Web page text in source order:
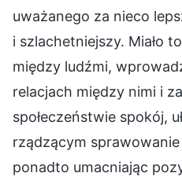
uważanego za nieco
i szlachetniejszy. Miało
między ludźmi,
relacjach między nimi i
społeczeństwie spokój,
rządzącym sprawowanie
ponadto umacniając